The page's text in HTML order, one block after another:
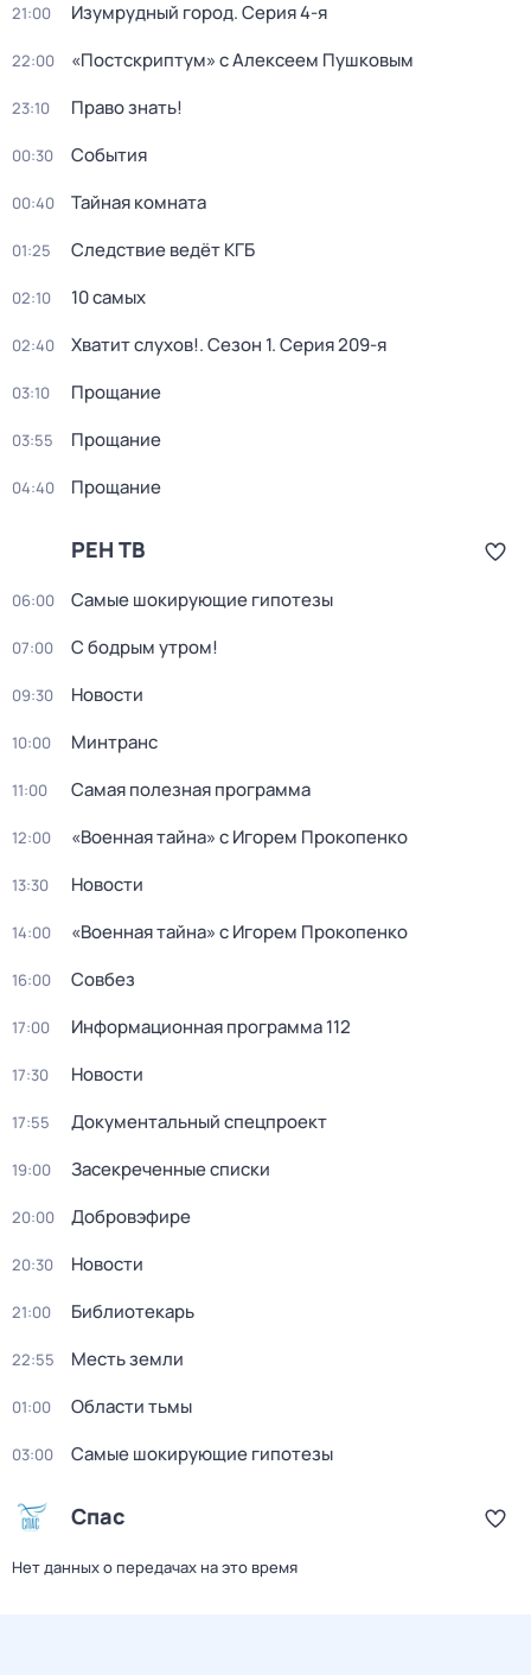
21:00 Изумрудный город. Серия 4-я
22:00 «Постскриптум» с Алексеем Пушковым
23:10 Право знать!
00:30 События
00:40 Тайная комната
01:25 Следствие ведёт КГБ
02:10 10 самых
02:40 Хватит слухов!. Сезон 1. Серия 209-я
03:10 Прощание
03:55 Прощание
04:40 Прощание
РЕН ТВ
06:00 Самые шoкиpующие гипотезы
07:00 С бодрым утром!
09:30 Новости
10:00 Минтранс
11:00 Самая полезная программа
12:00 «Военная тайна» с Игорем Прокопенко
13:30 Новости
14:00 «Военная тайна» с Игорем Прокопенко
16:00 Совбез
17:00 Информационная программа 112
17:30 Новости
17:55 Документальный спецпроект
19:00 Заcекрeченные списки
20:00 Добровэфире
20:30 Новости
21:00 Библиотекарь
22:55 Месть земли
01:00 Области тьмы
03:00 Самые шoкиpующие гипотезы
Спас
Нет данных о передачах на это время